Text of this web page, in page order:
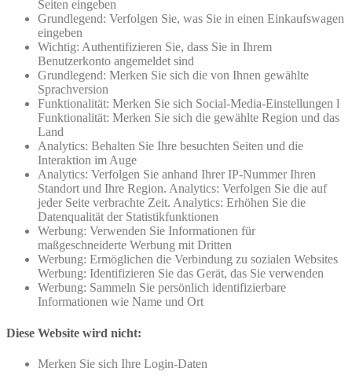
Seiten eingeben
Grundlegend: Verfolgen Sie, was Sie in einen Einkaufswagen
eingeben
Wichtig: Authentifizieren Sie, dass Sie in Ihrem
Benutzerkonto angemeldet sind
Grundlegend: Merken Sie sich die von Ihnen gewählte
Sprachversion
Funktionalität: Merken Sie sich Social-Media-Einstellungen l
Funktionalität: Merken Sie sich die gewählte Region und das
Land
Analytics: Behalten Sie Ihre besuchten Seiten und die
Interaktion im Auge
Analytics: Verfolgen Sie anhand Ihrer IP-Nummer Ihren
Standort und Ihre Region. Analytics: Verfolgen Sie die auf
jeder Seite verbrachte Zeit. Analytics: Erhöhen Sie die
Datenqualität der Statistikfunktionen
Werbung: Verwenden Sie Informationen für
maßgeschneiderte Werbung mit Dritten
Werbung: Ermöglichen die Verbindung zu sozialen Websites
Werbung: Identifizieren Sie das Gerät, das Sie verwenden
Werbung: Sammeln Sie persönlich identifizierbare
Informationen wie Name und Ort
Diese Website wird nicht:
Merken Sie sich Ihre Login-Daten